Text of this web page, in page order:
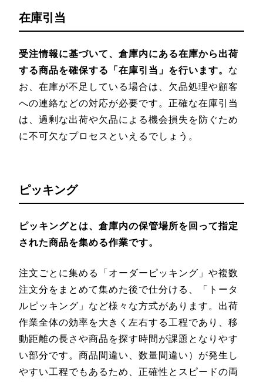
在庫引当
受注情報に基づいて、倉庫内にある在庫から出荷
する商品を確保する「在庫引当」を行います。 な
お、在庫が不足している場合は、欠品処理や顧客
への連絡などの対応が必要です。正確な在庫引当
は、過剰な出荷や欠品による機会損失を防ぐため
に不可欠なプロセスといえるでしょう。
ピッキング
ピッキングとは、倉庫内の保管場所を回って指定
された商品を集める作業です。
注文ごとに集める「オーダーピッキング」や複数
注文分をまとめて集めた後で仕分ける、「トータ
ルピッキング」など様々な方式があります。出荷
作業全体の効率を大きく左右する工程であり、移
動距離の長さや商品を探す時間が課題となりやす
い部分です。商品間違い、数量間違い）が発生し
やすい工程でもあるため、正確性とスピードの両